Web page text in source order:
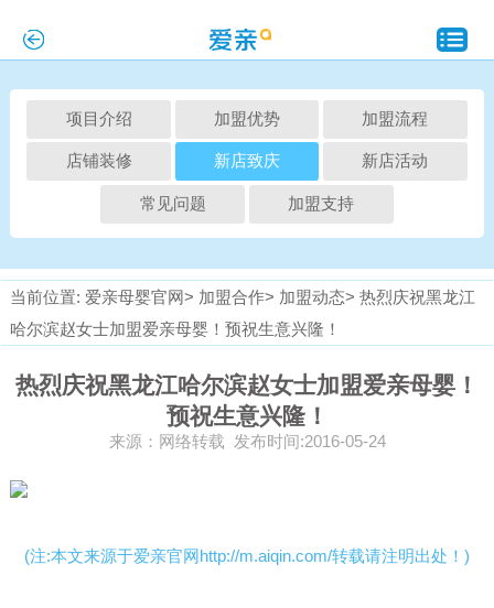
项目介绍 加盟优势 加盟流程
店铺装修 新店致庆 新店活动
常见问题 加盟支持
当前位置: 爱亲母婴官网> 加盟合作> 加盟动态> 热烈庆祝黑龙江
哈尔滨赵女士加盟爱亲母婴！预祝生意兴隆！
热烈庆祝黑龙江哈尔滨赵女士加盟爱亲母婴！
预祝生意兴隆！
来源：网络转载 发布时间:2016-05-24
(注:本文来源于爱亲官网http://m.aiqin.com/转载请注明出处！)